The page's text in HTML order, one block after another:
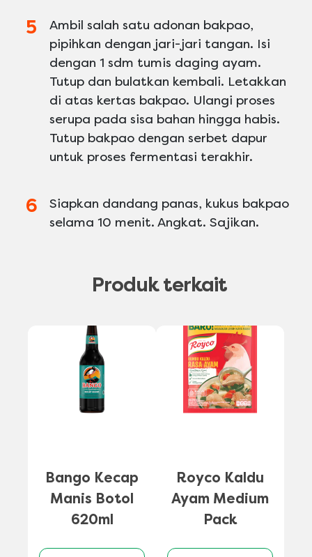
Ambil salah satu adonan bakpao,
pipihkan dengan jari-jari tangan. Isi
dengan 1 sdm tumis daging ayam.
Tutup dan bulatkan kembali. Letakkan
di atas kertas bakpao. Ulangi proses
serupa pada sisa bahan hingga habis.
Tutup bakpao dengan serbet dapur
untuk proses fermentasi terakhir.
Siapkan dandang panas, kukus bakpao
selama 10 menit. Angkat. Sajikan.
Produk terkait
Bango Kecap
Manis Botol
620ml
Royco Kaldu
Ayam Medium
Pack